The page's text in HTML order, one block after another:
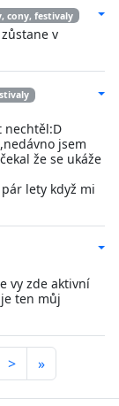
cony, festivaly
v
nechtěl:D
jsem
že se ukáže
lety když mi
vy zde aktivní
ten můj
> »